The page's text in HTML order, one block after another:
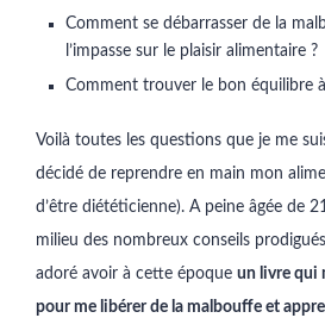
Comment se débarrasser de la
l’impasse sur le plaisir alimentaire ?
Comment trouver le bon équilibre
Voilà toutes les questions que je me
décidé de reprendre en main mon
d’être diététicienne). A peine âgée de
milieu des nombreux conseils
adoré avoir à cette époque un livre qui
pour me libérer de la malbouffe et